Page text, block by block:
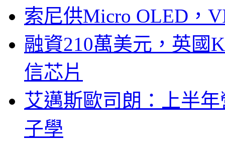
索尼供Micro OLED，
融資210萬美元，英國
信芯片
艾邁斯歐司朗：上半
子學